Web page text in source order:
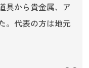
具から貴金属、ア
。代表の方は地元